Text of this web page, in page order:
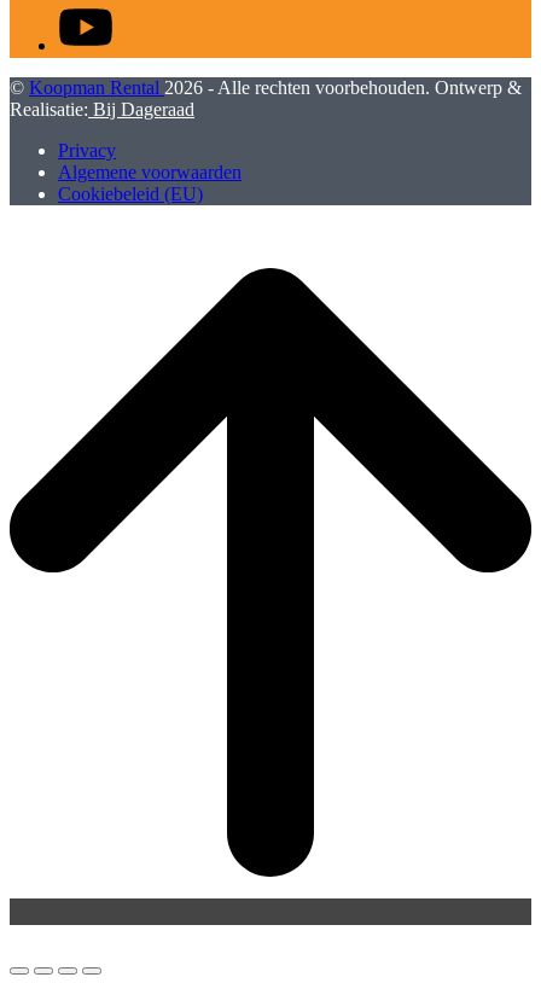
© Koopman Rental 2026 - Alle rechten voorbehouden. Ontwerp &
Realisatie: Bij Dageraad
Privacy
Algemene voorwaarden
Cookiebeleid (EU)
To